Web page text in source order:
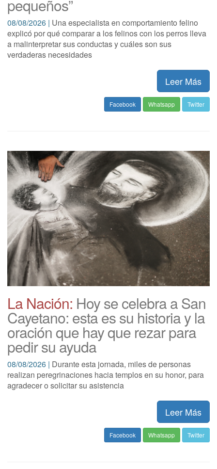
pequeños”
08/08/2026 | Una especialista en comportamiento felino
explicó por qué comparar a los felinos con los perros lleva
a malinterpretar sus conductas y cuáles son sus
verdaderas necesidades
Leer Más
Facebook Whatsapp Twitter
La Nación: Hoy se celebra a San
Cayetano: esta es su historia y la
oración que hay que rezar para
pedir su ayuda
08/08/2026 | Durante esta jornada, miles de personas
realizan peregrinaciones hacia templos en su honor, para
agradecer o solicitar su asistencia
Leer Más
Facebook Whatsapp Twitter